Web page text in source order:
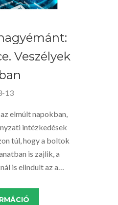
Veszélyek
13
elmúlt napokban,
intézkedések
túl, hogy a boltok
is zajlik, a
is elindult az a…